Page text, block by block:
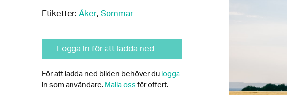
Etiketter: Åker, Sommar
Logga in för att ladda ned
För att ladda ned bilden behöver du logga
in som användare. Maila oss för offert.